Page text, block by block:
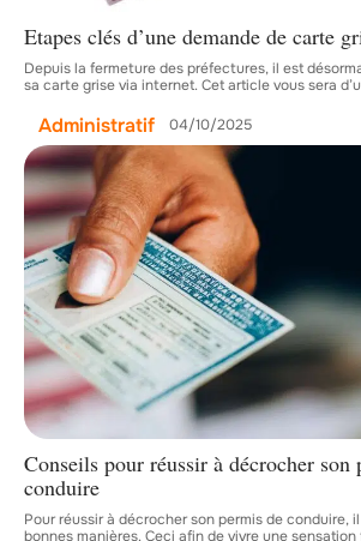
Etapes clés d’une demande de carte
Depuis la fermeture des préfectures, il est
sa carte grise via internet. Cet article vous sera
Administratif 04/10/2025
Conseils pour réussir à décrocher son
conduire
Pour réussir à décrocher son permis de conduire,
bonnes manières. Ceci afin de vivre une